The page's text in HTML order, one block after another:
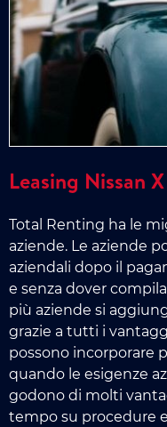
Leasing Nissan
Total Renting ha le
aziende. Le aziende
aziendali dopo il
e senza dover
più aziende si
grazie a tutti i
possono incorporare
quando le esigenze
godono di molti
tempo su procedure